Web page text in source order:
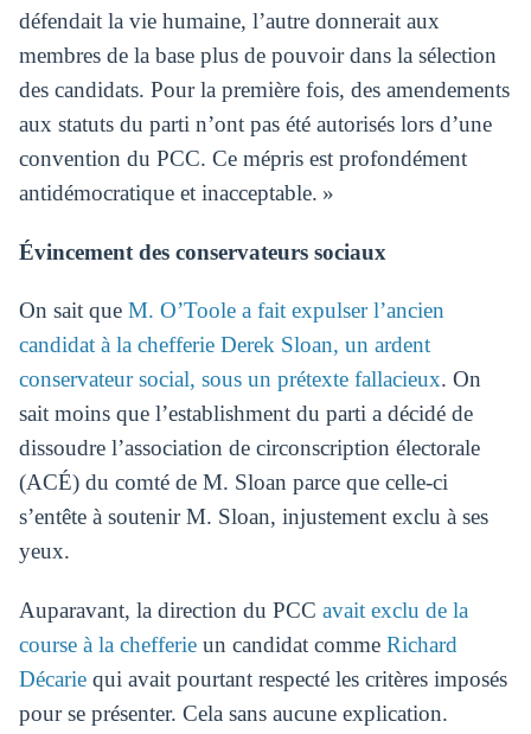
défendait la vie humaine, l’autre donnerait aux
membres de la base plus de pouvoir dans la sélection
des candidats. Pour la première fois, des amendements
aux statuts du parti n’ont pas été autorisés lors d’une
convention du PCC. Ce mépris est profondément
antidémocratique et inacceptable. »
Évincement des conservateurs sociaux
On sait que M. O’Toole a fait expulser l’ancien
candidat à la chefferie Derek Sloan, un ardent
conservateur social, sous un prétexte fallacieux. On
sait moins que l’establishment du parti a décidé de
dissoudre l’association de circonscription électorale
(ACÉ) du comté de M. Sloan parce que celle-ci
s’entête à soutenir M. Sloan, injustement exclu à ses
yeux.
Auparavant, la direction du PCC avait exclu de la
course à la chefferieun candidat comme Richard
Décariequi avait pourtant respecté les critères imposés
pour se présenter. Cela sans aucune explication.